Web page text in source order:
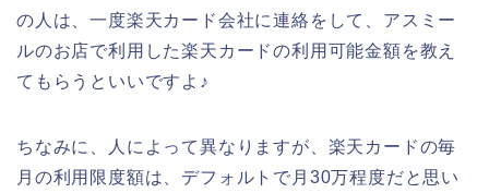
の人は、一度楽天カード会社に連絡をして、アスミー
ルのお店で利用した楽天カードの利用可能金額を教え
てもらうといいですよ♪
ちなみに、人によって異なりますが、楽天カードの毎
月の利用限度額は、デフォルトで月30万程度だと思い